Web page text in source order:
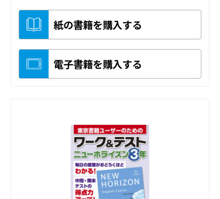
紙の書籍を購入する
電子書籍を購入する